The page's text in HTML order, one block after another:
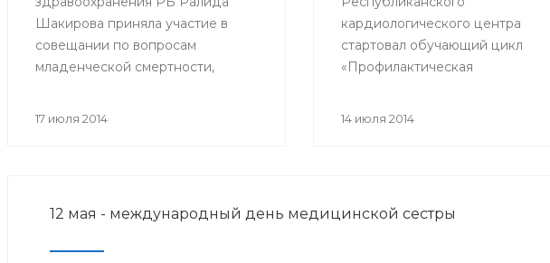
Шакирова приняла участие в
совещании по вопросам
младенческой смертности,
17 июля 2014
кардиологического центра
стартовал обучающий цикл
«Профилактическая
клиники Лондона.
14 июля 2014
12 мая - международный день медицинской сестры